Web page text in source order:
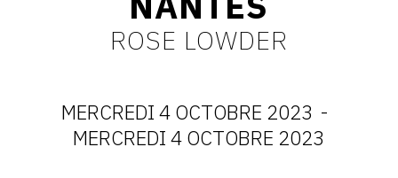
ROSE LOWDER
DATES
MERCREDI 4 OCTOBRE 2023 -
MERCREDI 4 OCTOBRE 2023